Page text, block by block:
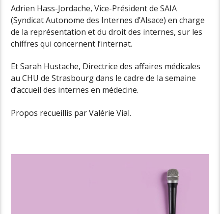
Adrien Hass-Jordache, Vice-Président de SAIA
(Syndicat Autonome des Internes d’Alsace) en charge
de la représentation et du droit des internes, sur les
chiffres qui concernent l’internat.
Et Sarah Hustache, Directrice des affaires médicales
au CHU de Strasbourg dans le cadre de la semaine
d’accueil des internes en médecine.
Propos recueillis par Valérie Vial.